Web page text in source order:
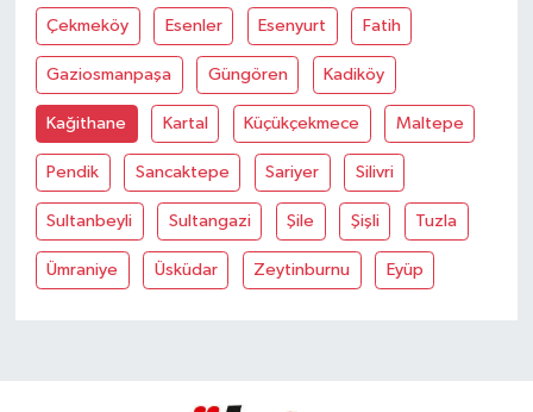
Çekmeköy Esenler Esenyurt Fatih
Gaziosmanpaşa Güngören Kadiköy
Kağithane Kartal Küçükçekmece Maltepe
Pendik Sancaktepe Sariyer Silivri
Sultanbeyli Sultangazi Şile Şişli Tuzla
Ümraniye Üsküdar Zeytinburnu Eyüp